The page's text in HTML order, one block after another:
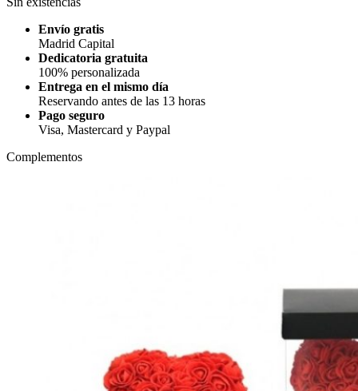
Envío gratis
Madrid Capital
Dedicatoria gratuita
100% personalizada
Entrega en el mismo día
Reservando antes de las 13 horas
Pago seguro
Visa, Mastercard y Paypal
Complementos